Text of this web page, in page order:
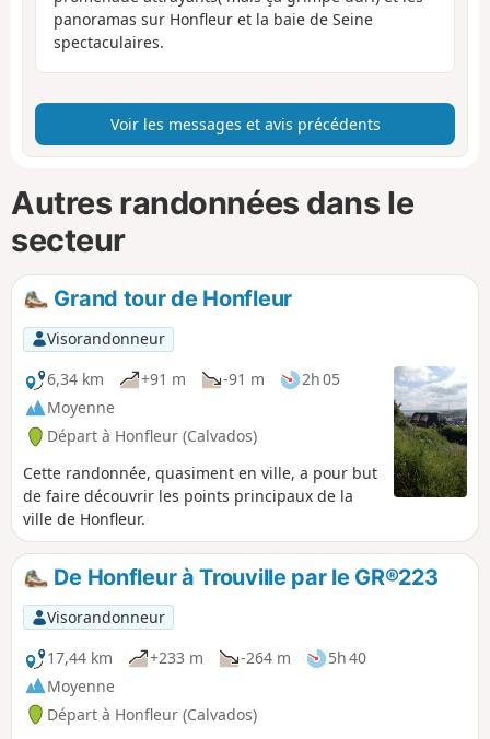
panoramas sur Honfleur et la baie de Seine
spectaculaires.
Voir les messages et avis précédents
Autres randonnées dans le
secteur
Grand tour de Honfleur
Visorandonneur
6,34 km
+91 m -91 m
2h 05
Moyenne
Départ à Honfleur (Calvados)
Cette randonnée, quasiment en ville, a pour but
de faire découvrir les points principaux de la
ville de Honfleur.
De Honfleur à Trouville par le GR®223
Visorandonneur
17,44 km
+233 m -264 m
5h 40
Moyenne
Départ à Honfleur (Calvados)